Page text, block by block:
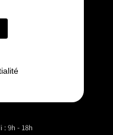
services.fr
: 9h - 18h